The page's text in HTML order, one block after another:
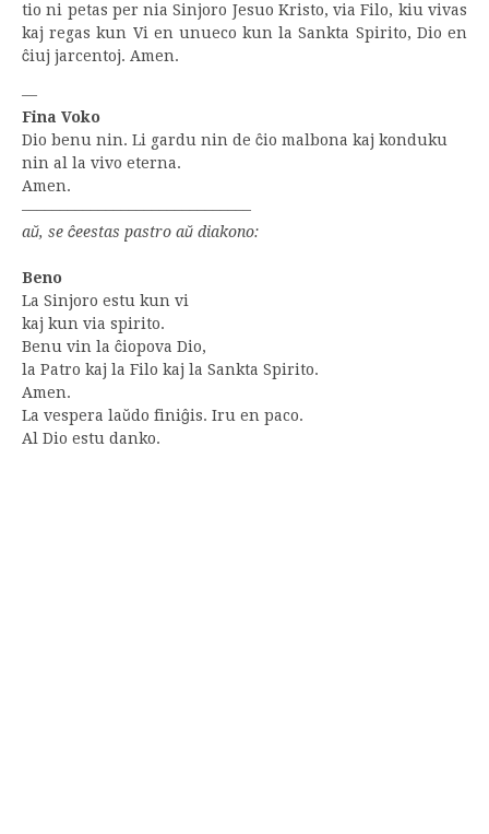
tio ni petas per nia Sinjoro Jesuo Kristo, via Filo, kiu vivas
kaj regas kun Vi en unueco kun la Sankta Spirito, Dio en
ĉiuj jarcentoj. Amen.
—
Fina Voko
Dio benu nin. Li gardu nin de ĉio malbona kaj konduku
nin al la vivo eterna.
Amen.
––––––––––––––––––––––––––––––
aŭ, se ĉeestas pastro aŭ diakono:
Beno
La Sinjoro estu kun vi
kaj kun via spirito.
Benu vin la ĉiopova Dio,
la Patro kaj la Filo kaj la Sankta Spirito.
Amen.
La vespera laŭdo finiĝis. Iru en paco.
Al Dio estu danko.